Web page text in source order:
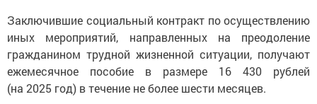
Заключившие социальный контракт по осуществлению
иных мероприятий, направленных на преодоление
гражданином трудной жизненной ситуации, получают
ежемесячное пособие в размере 16 430 рублей
(на 2025 год) в течение не более шести месяцев.